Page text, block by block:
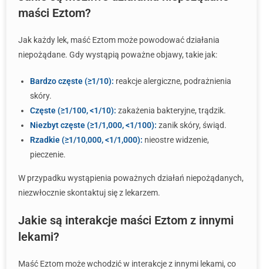
maści Eztom?
Jak każdy lek, maść Eztom może powodować działania
niepożądane. Gdy wystąpią poważne objawy, takie jak:
Bardzo częste (≥1/10): reakcje alergiczne, podrażnienia
skóry.
Częste (≥1/100, <1/10): zakażenia bakteryjne, trądzik.
Niezbyt częste (≥1/1,000, <1/100): zanik skóry, świąd.
Rzadkie (≥1/10,000, <1/1,000): nieostre widzenie,
pieczenie.
W przypadku wystąpienia poważnych działań niepożądanych,
niezwłocznie skontaktuj się z lekarzem.
Jakie są interakcje maści Eztom z innymi
lekami?
Maść Eztom może wchodzić w interakcje z innymi lekami, co